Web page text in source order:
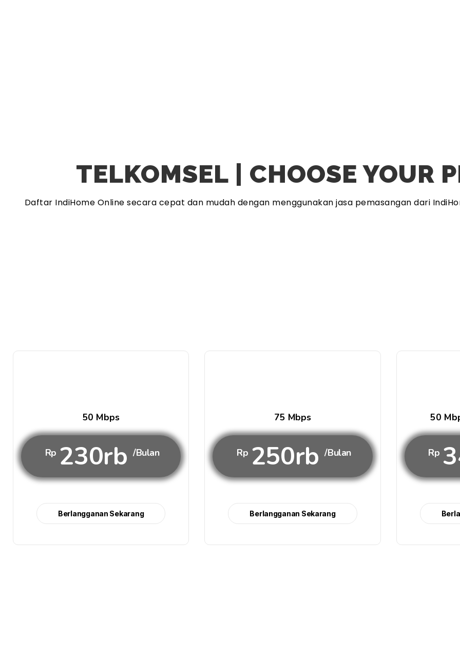
TELKOMSEL | CHOOSE YOUR
Daftar IndiHome Online secara cepat dan mudah dengan menggunakan jasa pemasangan dari
50 Mbps
Rp 230rb /Bulan
Berlangganan Sekarang
75 Mbps
Rp 250rb /Bulan
Berlangganan Sekarang
50
Rp